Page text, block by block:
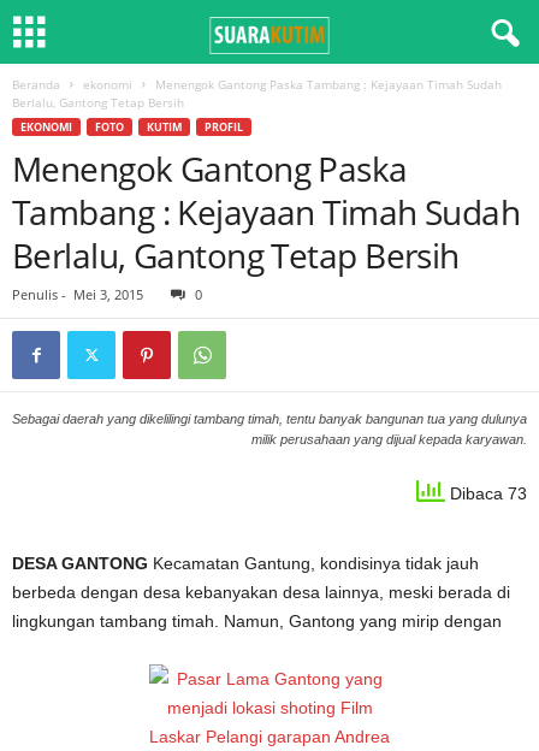
Beranda ekonomi
Menengok Gantong Paska Tambang : Kejayaan Timah Sudah
Berlalu, Gantong Tetap Bersih
EKONOMI FOTO KUTIM PROFIL
Menengok Gantong Paska
Tambang : Kejayaan Timah Sudah
Berlalu, Gantong Tetap Bersih
Penulis - Mei 3, 2015 0
Sebagai daerah yang dikelilingi tambang timah, tentu banyak bangunan tua yang dulunya
milik perusahaan yang dijual kepada karyawan.
Dibaca 73
DESA GANTONG Kecamatan Gantung, kondisinya tidak jauh
berbeda dengan desa kebanyakan desa lainnya, meski berada di
lingkungan tambang timah. Namun, Gantong yang mirip dengan